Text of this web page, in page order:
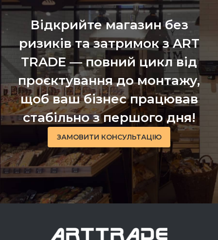
Відкрийте магазин без
ризиків та затримок з ART
TRADE — повний цикл від
проєктування до монтажу,
щоб ваш бізнес працював
стабільно з першого дня!
ЗАМОВИТИ КОНСУЛЬТАЦІЮ